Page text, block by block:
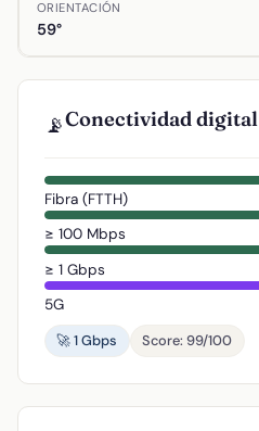
ORIENTACIÓN
59°
📡Conectividad digital
Fibra (FTTH)
≥ 100 Mbps
≥ 1 Gbps
5G
🚀 1 Gbps
Score: 99/100